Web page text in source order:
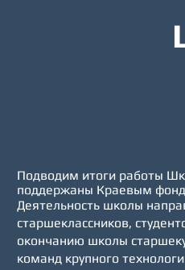
Подводим итоги работы
поддержаны Краевым
Деятельность школы
старшеклассников,
окончанию школы
команд крупного